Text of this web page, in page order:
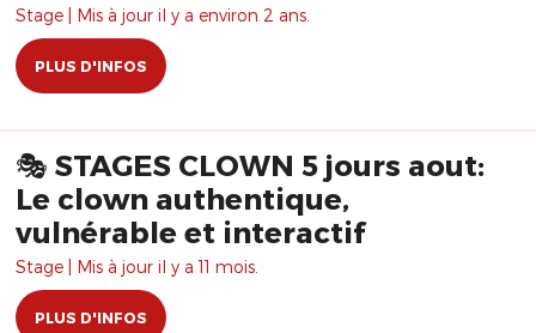
Stage | Mis à jour il y a environ 2 ans.
PLUS D'INFOS
🎭 STAGES CLOWN 5 jours aout:
Le clown authentique,
vulnérable et interactif
Stage | Mis à jour il y a 11 mois.
PLUS D'INFOS